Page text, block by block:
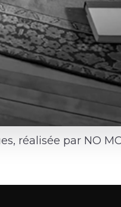
réalisée par NO